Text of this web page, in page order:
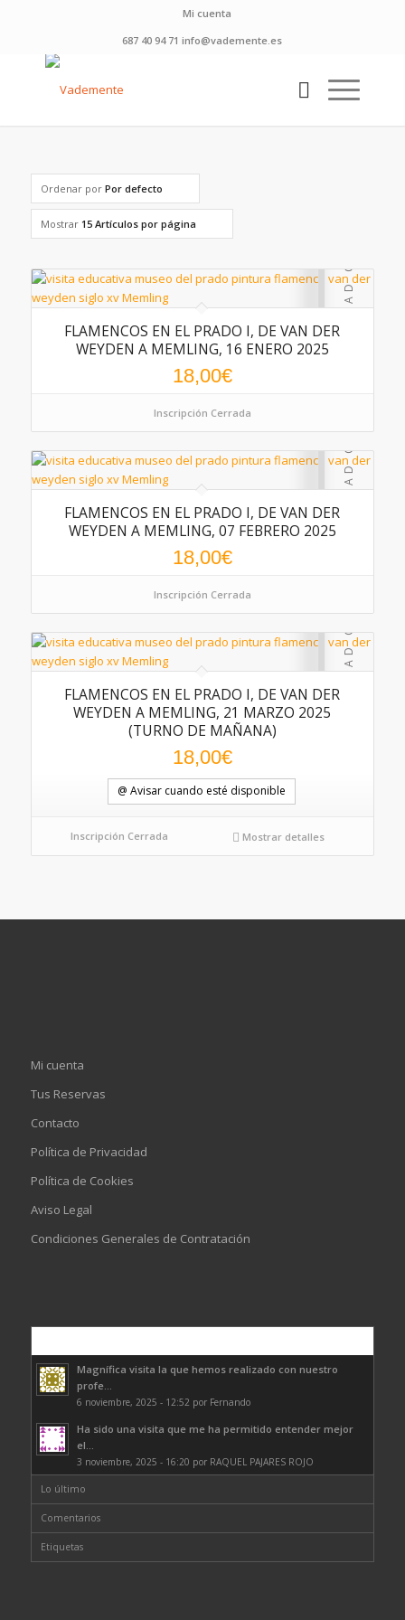
Mi cuenta
687 40 94 71 info@vademente.es
Ordenar por Por defecto
Mostrar 15 Artículos por página
FLAMENCOS EN EL PRADO I, DE VAN DER
WEYDEN A MEMLING, 16 ENERO 2025
18,00€
Inscripción Cerrada
FLAMENCOS EN EL PRADO I, DE VAN DER
WEYDEN A MEMLING, 07 FEBRERO 2025
18,00€
Inscripción Cerrada
FLAMENCOS EN EL PRADO I, DE VAN DER
WEYDEN A MEMLING, 21 MARZO 2025
(TURNO DE MAÑANA)
18,00€
@ Avisar cuando esté disponible
Inscripción Cerrada Mostrar detalles
Mi cuenta
Tus Reservas
Contacto
Política de Privacidad
Política de Cookies
Aviso Legal
Condiciones Generales de Contratación
Magnífica visita la que hemos realizado con nuestro
profe...
6 noviembre, 2025 - 12:52 por Fernando
Ha sido una visita que me ha permitido entender mejor
el...
3 noviembre, 2025 - 16:20 por RAQUEL PAJARES ROJO
Lo último
Comentarios
Etiquetas